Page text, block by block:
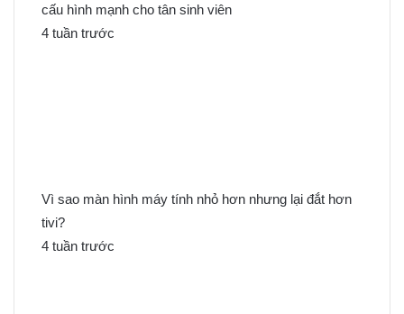
cấu hình mạnh cho tân sinh viên
4 tuần trước
Vì sao màn hình máy tính nhỏ hơn nhưng lại đắt hơn
tivi?
4 tuần trước